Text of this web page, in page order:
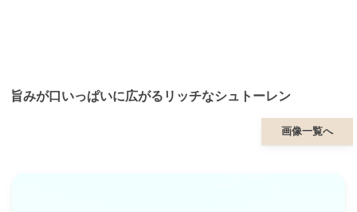
旨みが口いっぱいに広がるリッチなシュトーレン
画像一覧へ